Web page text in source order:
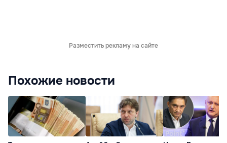
Разместить рекламу на сайте
Похожие новости